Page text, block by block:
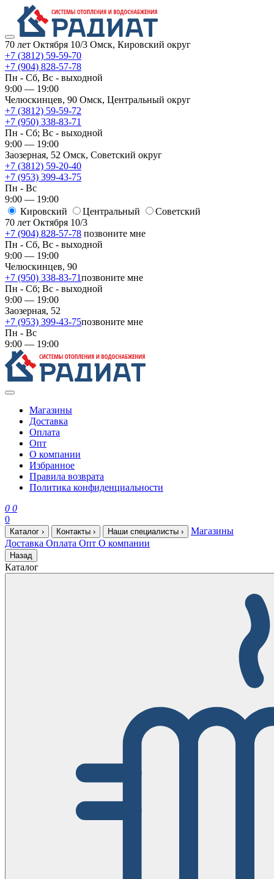
70 лет Октября 10/3 Омск, Кировский округ
+7 (3812) 59-59-70
+7 (904) 828-57-78
Пн - Сб, Вс - выходной
9:00 — 19:00
Челюскинцев, 90 Омск, ​Центральный округ
+7 (3812) 59-59-72
+7 (950) 338-83-71
Пн - Сб; Вс - выходной
9:00 — 19:00
Заозерная, 52 Омск, ​Советский округ
+7 (3812) 59-20-40
+7 (953) 399-43-75
Пн - Вс
9:00 — 19:00
Кировский
​Центральный
​Советский
70 лет Октября 10/3
+7 (904) 828-57-78 позвоните мне
Пн - Сб, Вс - выходной
9:00 — 19:00
Челюскинцев, 90
+7 (950) 338-83-71позвоните мне
Пн - Сб; Вс - выходной
9:00 — 19:00
Заозерная, 52
+7 (953) 399-43-75позвоните мне
Пн - Вс
9:00 — 19:00
Магазины
Доставка
Оплата
Опт
О компании
Избранное
Правила возврата
Политика конфиденциальности
0 0
0
Каталог › Контакты › Наши специалисты ›
Магазины
Доставка Оплата Опт О компании
Назад
Каталог